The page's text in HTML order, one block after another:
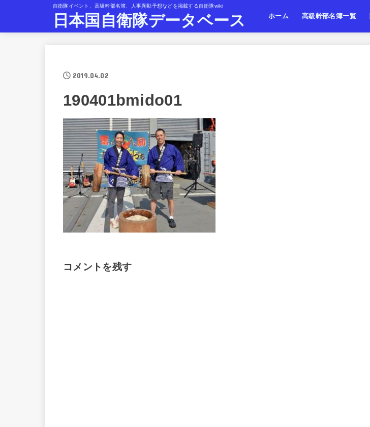
自衛隊イベント、高級幹部名簿、人事異動予想などを掲載する自衛隊wiki
日本国自衛隊データベース ホーム 高級幹部名簿一覧
2019.04.02
190401bmido01
コメントを残す